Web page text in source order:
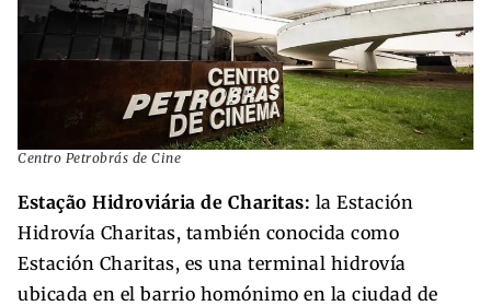
Centro Petrobrás de Cine
Estação Hidroviária de Charitas: la Estación
Hidrovía Charitas, también conocida como
Estación Charitas, es una terminal hidrovía
ubicada en el barrio homónimo en la ciudad de